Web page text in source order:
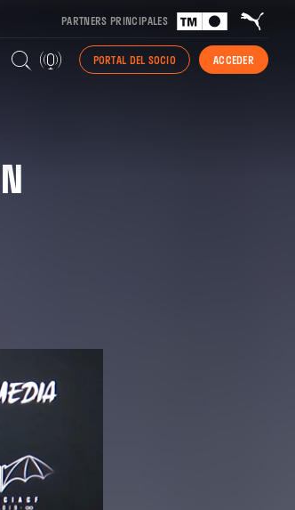
PARTNERS PRINCIPALES
PORTAL DEL SOCIO ACCEDER